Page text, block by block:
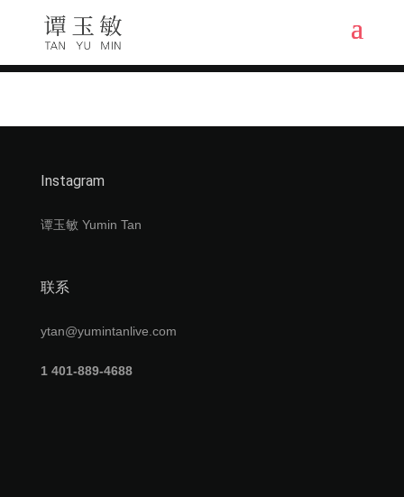
Instagram
谭玉敏 Yumin Tan
联系
ytan@yumintanlive.com
1 401-889-4688